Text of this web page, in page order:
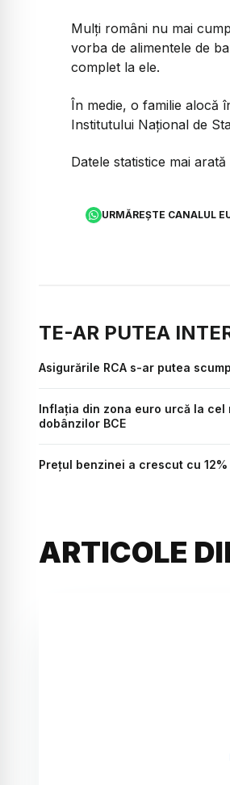
Mulți români nu mai
vorba de alimentele de
complet la ele.
În medie, o familie alocă
Institutului Național de
Datele statistice mai
URMĂREȘTE CANALUL
TE-AR PUTEA
Asigurările RCA s-ar putea
Inflația din zona euro urcă la cel
dobânzilor BCE
Prețul benzinei a crescut cu
ARTICOLE